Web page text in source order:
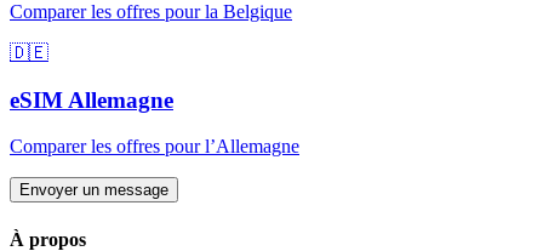
Comparer les offres pourla Belgique
🇩🇪
eSIM Allemagne
Comparer les offres pourl’Allemagne
Envoyer un message
À propos